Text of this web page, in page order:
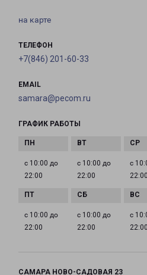
на карте
ТЕЛЕФОН
+7(846) 201-60-33
EMAIL
samara@pecom.ru
ГРАФИК РАБОТЫ
с 10:00 до
22:00
с 10:00 до
22:00
с
22:00
с 10:00 до
22:00
с 10:00 до
22:00
с
22:00
САМАРА НОВО-САДОВАЯ 23